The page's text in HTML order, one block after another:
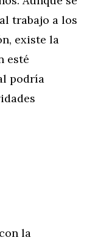
trabajo a los
existe la
esté
podría
la